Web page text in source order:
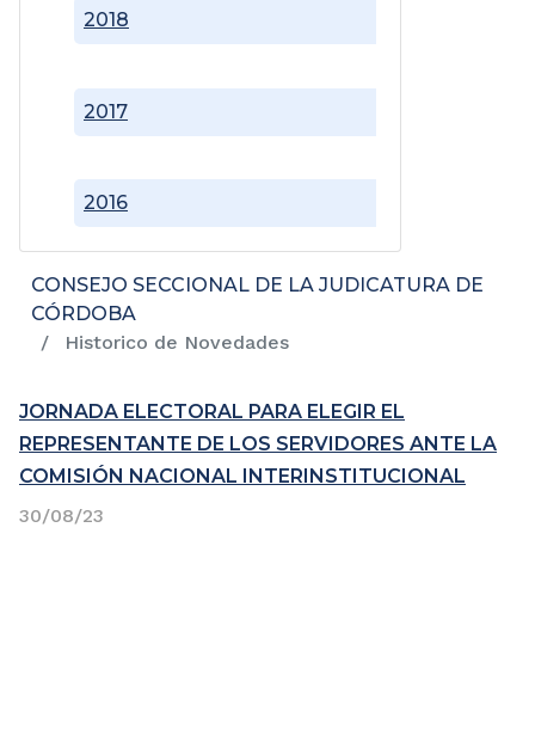
2016
2017
2018
CONSEJO SECCIONAL DE LA JUDICATURA DE
CÓRDOBA
Historico de Novedades
JORNADA ELECTORAL PARA ELEGIR EL
REPRESENTANTE DE LOS SERVIDORES ANTE LA
COMISIÓN NACIONAL INTERINSTITUCIONAL
30/08/23